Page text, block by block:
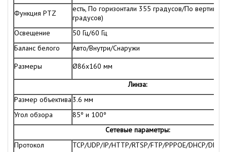
Функция PTZ
есть, По горизонтали 355 градусов/По
градусов)
Освещение
50 Гц/60 Гц
Баланс белого
Авто/Внутри/Снаружи
Размеры
Ø86x160 мм
Линза:
Размер объектива 3.6 мм
Угол обзора
85º и 100º
Сетевые параметры:
Протокол
TCP/UDP/IP/HTTP/RTSP/FTP/PPPOE/DHCP/